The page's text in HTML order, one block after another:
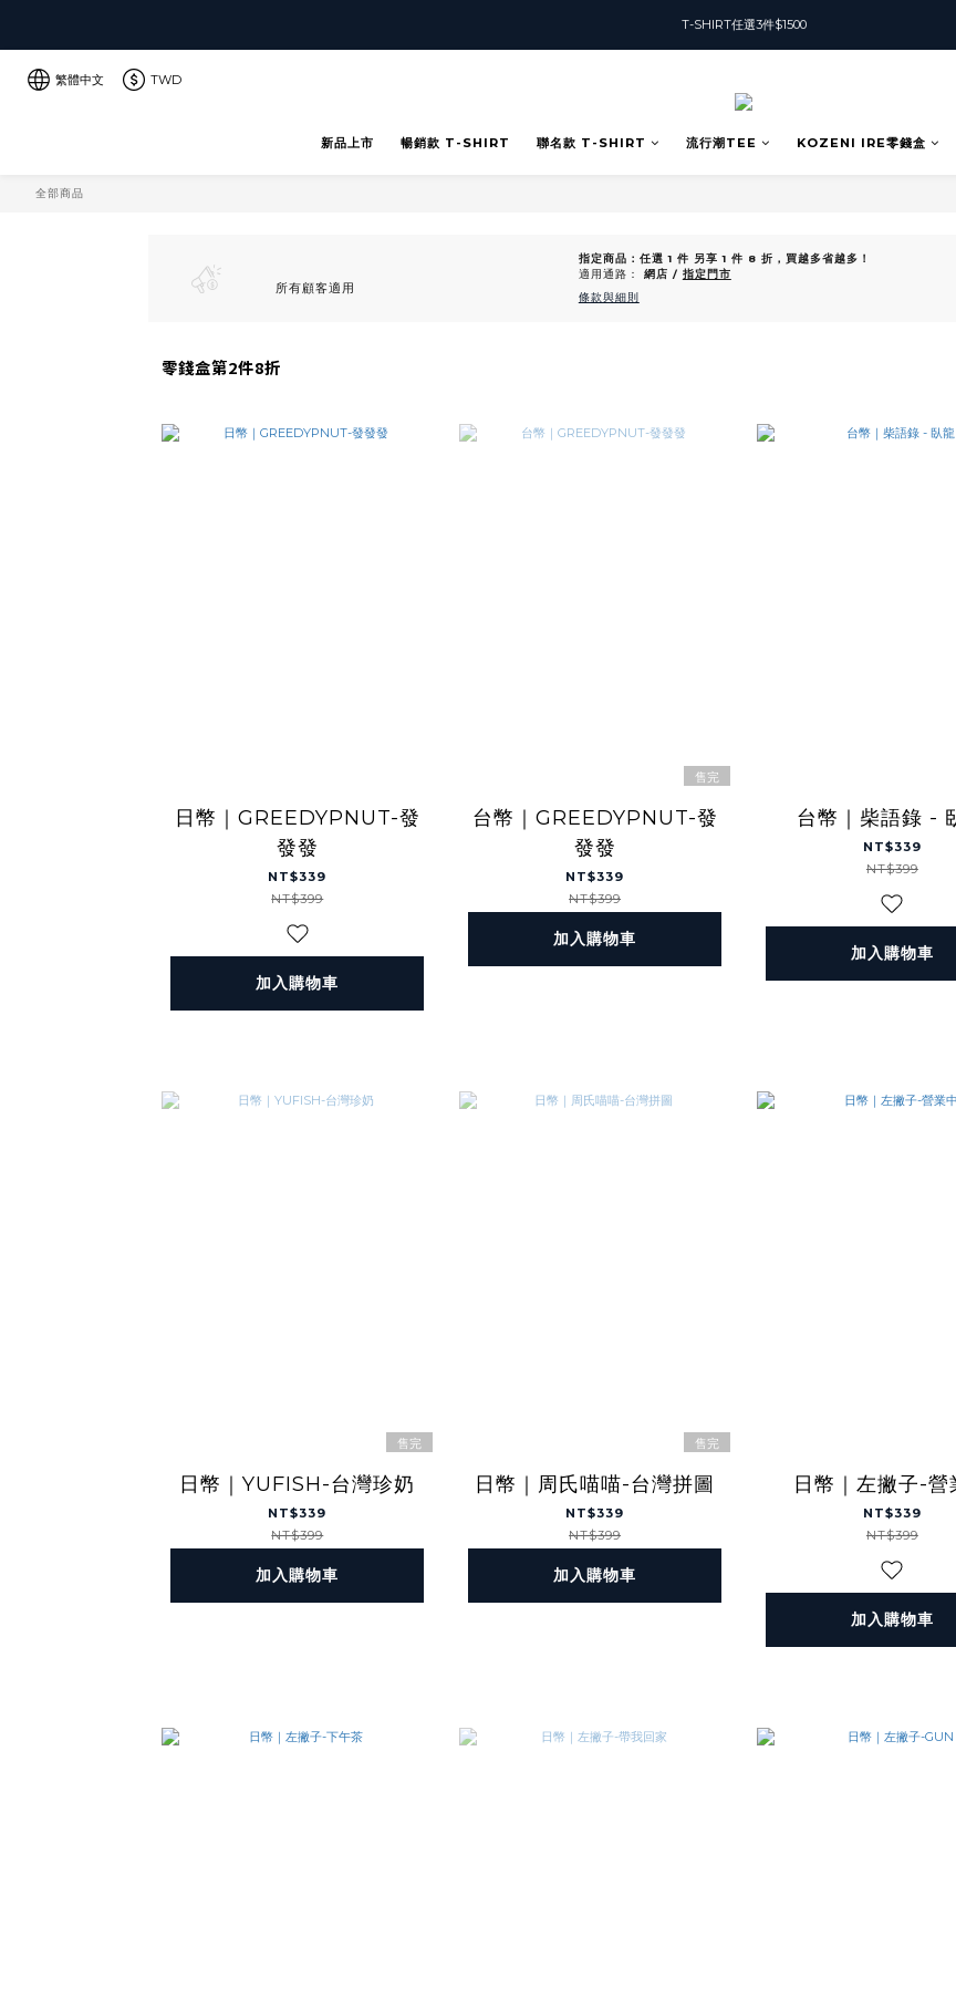
T-SHIRT任選3件$1500
T-SHIRT任選3件$1500
繁體中文 TWD
新品上市 暢銷款 T-SHIRT 聯名款 T-SHIRT 流行潮TEE KOZENI IRE零錢盒
全部商品
所有顧客適用
指定商品：任選 1 件 另享 1 件 8 折，買越多省越多！
適用通路： 網店 / 指定門市
條款與細則
零錢盒第2件8折
日幣｜GREEDYPNUT-發
發發
NT$339
NT$399
加入購物車
售完
台幣｜GREEDYPNUT-發
發發
NT$339
NT$399
加入購物車
台幣｜柴語錄 -
NT$339
NT$399
加入購物車
售完
日幣｜YUFISH-台灣珍奶
NT$339
NT$399
加入購物車
售完
日幣｜周氏喵喵-台灣拼圖
NT$339
NT$399
加入購物車
日幣｜左撇子-營
NT$339
NT$399
加入購物車